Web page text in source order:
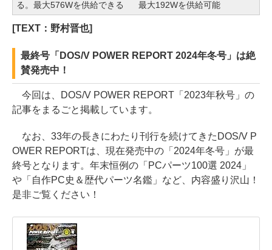
る。最大576Wを供給できる
最大192Wを供給可能
[TEXT：野村晋也]
最終号「DOS/V POWER REPORT 2024年冬号」は絶
賛発売中！
今回は、DOS/V POWER REPORT「2023年秋号」の
記事をまるごと掲載しています。
なお、33年の長きにわたり刊行を続けてきたDOS/V P
OWER REPORTは、現在発売中の「2024年冬号」が最
終号となります。年末恒例の「PCパーツ100選 2024」
や「自作PC史＆歴代パーツ名鑑」など、内容盛り沢山！
是非ご覧ください！